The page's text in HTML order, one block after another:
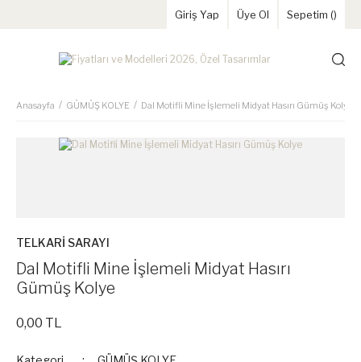
Giriş Yap Üye Ol Sepetim ()
Anasayfa GÜMÜŞ KOLYE Dal Motifli Mine İşlemeli Midyat Hasırı Gümüş Kolye
TELKARİ SARAYI
Dal Motifli Mine İşlemeli Midyat Hasırı
Gümüş Kolye
0,00 TL